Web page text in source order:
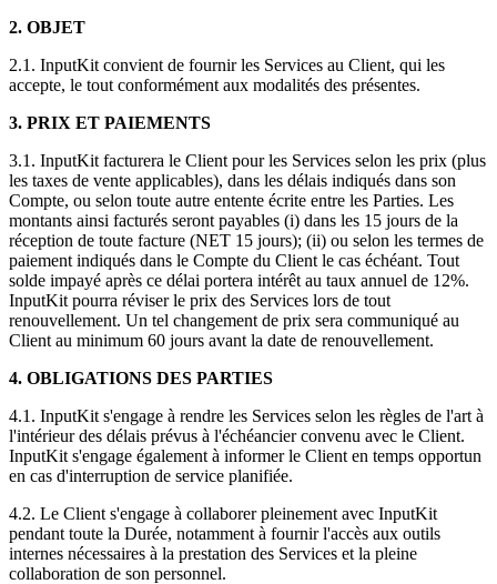
2. OBJET
2.1. InputKit convient de fournir les Services au Client, qui les
accepte, le tout conformément aux modalités des présentes.
3. PRIX ET PAIEMENTS
3.1. InputKit facturera le Client pour les Services selon les prix (plus
les taxes de vente applicables), dans les délais indiqués dans son
Compte, ou selon toute autre entente écrite entre les Parties. Les
montants ainsi facturés seront payables (i) dans les 15 jours de la
réception de toute facture (NET 15 jours); (ii) ou selon les termes de
paiement indiqués dans le Compte du Client le cas échéant. Tout
solde impayé après ce délai portera intérêt au taux annuel de 12%.
InputKit pourra réviser le prix des Services lors de tout
renouvellement. Un tel changement de prix sera communiqué au
Client au minimum 60 jours avant la date de renouvellement.
4. OBLIGATIONS DES PARTIES
4.1. InputKit s'engage à rendre les Services selon les règles de l'art à
l'intérieur des délais prévus à l'échéancier convenu avec le Client.
InputKit s'engage également à informer le Client en temps opportun
en cas d'interruption de service planifiée.
4.2. Le Client s'engage à collaborer pleinement avec InputKit
pendant toute la Durée, notamment à fournir l'accès aux outils
internes nécessaires à la prestation des Services et la pleine
collaboration de son personnel.